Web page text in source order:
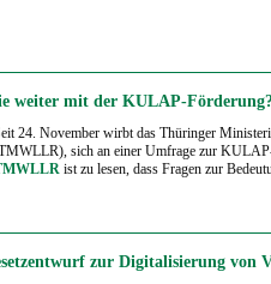
weiter mit der KULAP-
24. November wirbt das Thüringer
sich an einer Umfrage zur
ist zu lesen, dass Fragen zur
zur Digitalisierung von